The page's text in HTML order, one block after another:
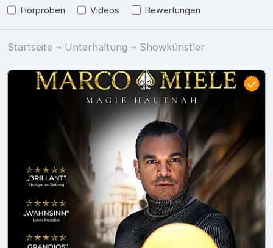
Hörproben Videos Bewertungen
Startseite Unterhaltung Showkünstler